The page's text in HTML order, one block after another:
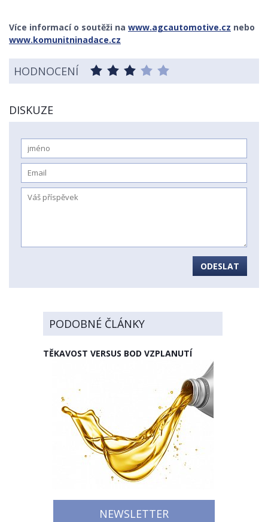
Více informací o soutěži na www.agcautomotive.cz nebo
www.komunitninadace.cz
HODNOCENÍ
DISKUZE
ODESLAT
PODOBNÉ ČLÁNKY
TĚKAVOST VERSUS BOD VZPLANUTÍ
NEWSLETTER